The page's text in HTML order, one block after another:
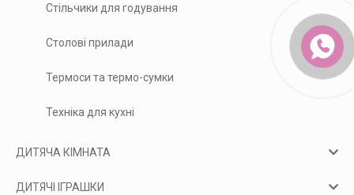
Стільчики для годування
Столові прилади
Термоси та термо-сумки
Техніка для кухні
ДИТЯЧА КІМНАТА
ДИТЯЧІ ІГРАШКИ